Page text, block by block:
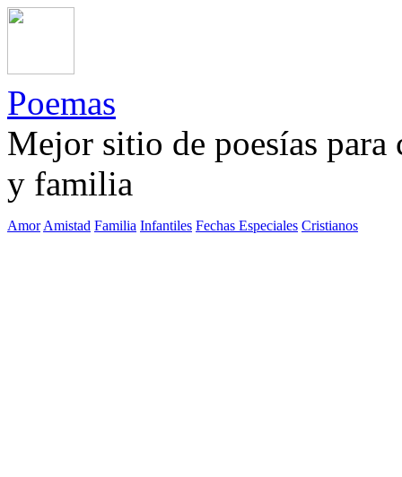
Poemas
Mejor sitio de poesías
y familia
Amor Amistad Familia Infantiles Fechas Especiales Cristianos